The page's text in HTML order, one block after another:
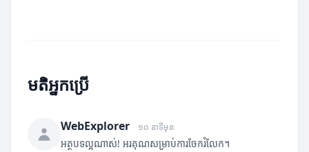
មតិអ្នកប្រើ
WebExplorer ១០ នាទីមុន
អត្ថបទល្អណាស់! អរគុណសម្រាប់ការចែករំលែក។